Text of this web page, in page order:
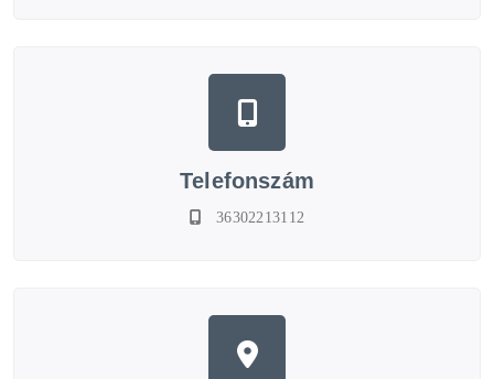
Telefonszám
36302213112